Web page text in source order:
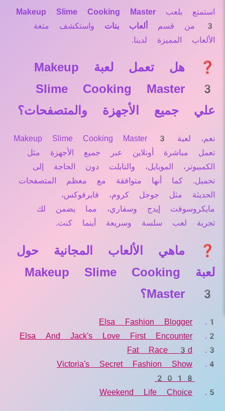
استمتع بلعب Makeup Slime Cooking Master
3
من قسم ألعاب بنات واستكشف متعة
الألعاب المميزة لدينا.
❓ هل تعمل لعبة Makeup
Slime Cooking Master 3
علي جميع الأجهزة والمتصفحات؟
نعم، لعبة Makeup Slime Cooking Master 3
تعمل مباشرة أونلاين عبر جميع الأجهزة مثل
الكمبيوتر، الموبايل، والتابلت دون الحاجة إلى
تحميل. كما أنها متوافقة مع معظم المتصفحات
الحديثة مثل جوجل كروم، فايرفوكس،
مايكروسوفت إيدج وسفاري، مما يضمن لك
تجربة لعب سلسة وسريعة أينما كنت.
❓ ماهي الألعاب المجانية حول
لعبة Makeup Slime Cooking
Master 3؟
Elsa Fashion Blogger
Elsa And Jack's Love First Encounter
Fat Race 3d
Victoria's Secret Fashion Show
2018
Weekend Life Choice